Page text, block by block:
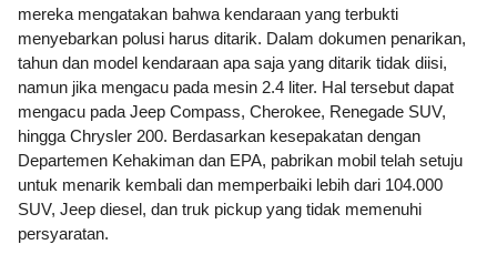
mereka mengatakan bahwa kendaraan yang terbukti
menyebarkan polusi harus ditarik. Dalam dokumen penarikan,
tahun dan model kendaraan apa saja yang ditarik tidak diisi,
namun jika mengacu pada mesin 2.4 liter. Hal tersebut dapat
mengacu pada Jeep Compass, Cherokee, Renegade SUV,
hingga Chrysler 200. Berdasarkan kesepakatan dengan
Departemen Kehakiman dan EPA, pabrikan mobil telah setuju
untuk menarik kembali dan memperbaiki lebih dari 104.000
SUV, Jeep diesel, dan truk pickup yang tidak memenuhi
persyaratan.